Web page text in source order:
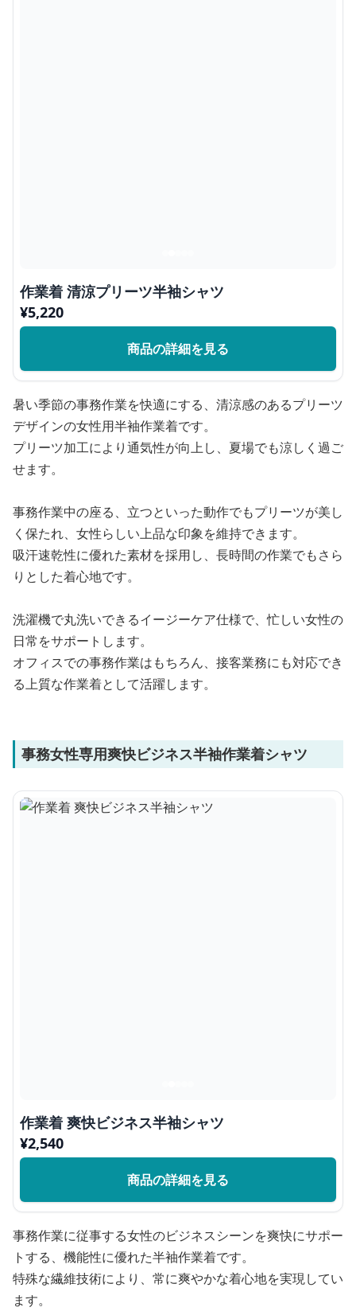
作業着 清涼プリーツ半袖シャツ
¥5,220
商品の詳細を見る
暑い季節の事務作業を快適にする、清涼感のあるプリーツ
デザインの女性用半袖作業着です。
プリーツ加工により通気性が向上し、夏場でも涼しく過ご
せます。
事務作業中の座る、立つといった動作でもプリーツが美し
く保たれ、女性らしい上品な印象を維持できます。
吸汗速乾性に優れた素材を採用し、長時間の作業でもさら
りとした着心地です。
洗濯機で丸洗いできるイージーケア仕様で、忙しい女性の
日常をサポートします。
オフィスでの事務作業はもちろん、接客業務にも対応でき
る上質な作業着として活躍します。
事務女性専用爽快ビジネス半袖作業着シャツ
作業着 爽快ビジネス半袖シャツ
¥2,540
商品の詳細を見る
事務作業に従事する女性のビジネスシーンを爽快にサポー
トする、機能性に優れた半袖作業着です。
特殊な繊維技術により、常に爽やかな着心地を実現してい
ます。